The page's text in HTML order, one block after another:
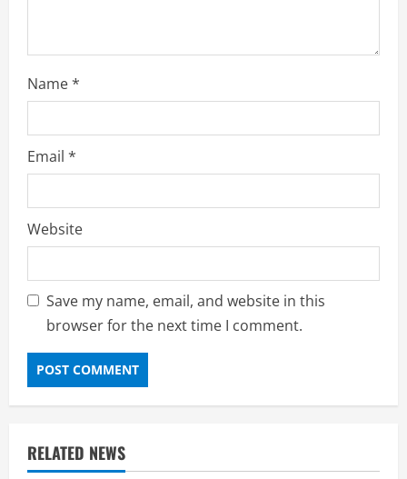
Name*
Email *
Website
Save my name, email, and website in this
browser for the next time I comment.
RELATED NEWS